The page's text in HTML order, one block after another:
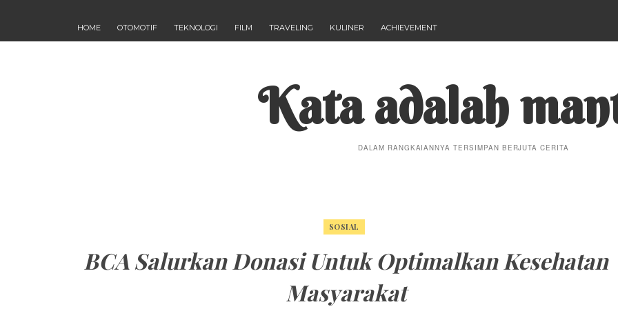
HOME OTOMOTIF TEKNOLOGI FILM TRAVELING KULINER ACHIEVEMENT
Kata adalah
DALAM RANGKAIANNYA TERSIMPAN BERJUTA CERITA
SOSIAL
BCA Salurkan Donasi Untuk Optimalkan Kesehatan
Masyarakat